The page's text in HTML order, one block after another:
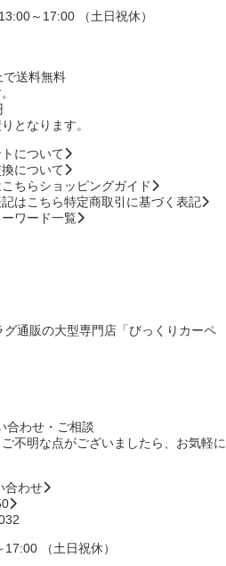
～17:00 （土日祝休）
で送料無料
となります。
について
について
ショッピングガイド
特定商取引に基づく表記
ーワード一覧
グ通販の大型専門店「びっくりカーペ
不明な点がございましたら、お気軽に
合わせ
（土日祝休）